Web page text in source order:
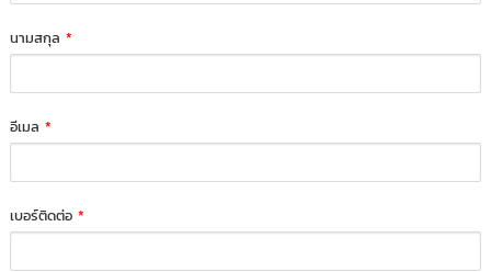
นามสกุล*
อีเมล*
เบอร์ติดต่อ*